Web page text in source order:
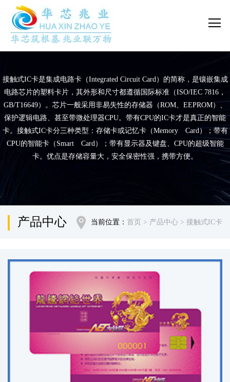
接触式IC卡是集成电路卡（Integrated Circuit Card）的简称，是镶嵌集成
电路芯片的塑料卡片，其外形和尺寸都遵循国际标准（ISO/IEC 7816，
GB/T16649）。芯片一般采用非易失性的存储器（ROM、EEPROM）、
保护逻辑电路、甚至带微处理器CPU。带有CPU的IC卡才是真正的智能
卡。接触式IC卡分三种类型：存储卡或记忆卡（Memory Card）；带有
CPU的智能卡（Smart Card）；带有显示器及键盘、CPU的超级智能
卡。优点是存储容量大，安全保密性强，携带方便。
产品中心 当前位置： 首页 > 产品中心 > 接触式IC卡